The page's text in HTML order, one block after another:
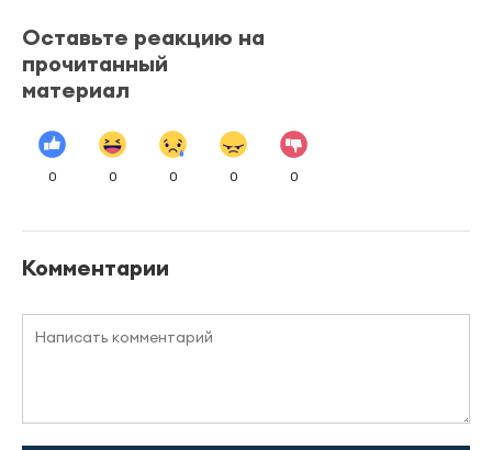
Оставьте реакцию на
прочитанный
материал
0 0 0 0 0
Комментарии